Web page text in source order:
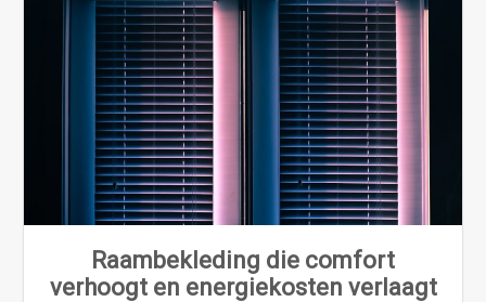
Raambekleding die comfort
verhoogt en energiekosten verlaagt